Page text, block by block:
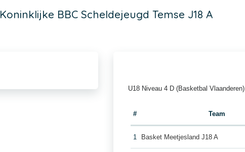
Koninklijke BBC Scheldejeugd Temse J18 A
U18 Niveau 4 D (Basketbal Vlaanderen)
# Team
1 Basket Meetjesland J18 A